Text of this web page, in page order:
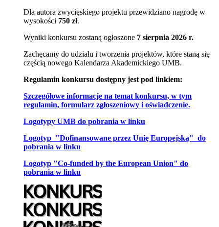
Dla autora zwycięskiego projektu przewidziano nagrodę w
wysokości 750 zł.
Wyniki konkursu zostaną ogłoszone 7 sierpnia 2026 r.
Zachęcamy do udziału i tworzenia projektów, które staną się
częścią nowego Kalendarza Akademickiego UMB.
Regulamin konkursu dostępny jest pod linkiem:
Szczegółowe informacje na temat konkursu, w tym
regulamin, formularz zgłoszeniowy i oświadczenie.
Logotypy UMB do pobrania w linku
Logotyp "Dofinansowane przez Unię Europejską" do
pobrania w linku
Logotyp "Co-funded by the European Union" do
pobrania w linku